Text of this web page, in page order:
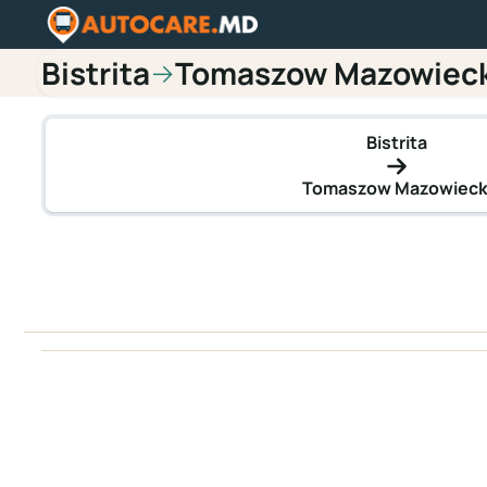
Bistrita→Tomaszow
Bistrita
Tomaszow